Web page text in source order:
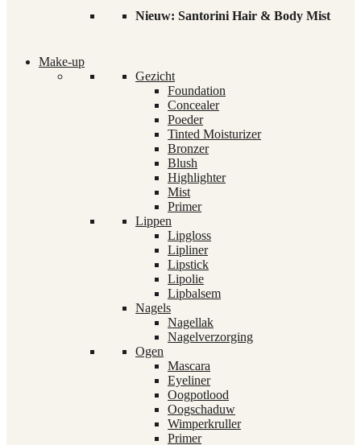
Nieuw: Santorini Hair & Body Mist
Make-up
Gezicht
Foundation
Concealer
Poeder
Tinted Moisturizer
Bronzer
Blush
Highlighter
Mist
Primer
Lippen
Lipgloss
Lipliner
Lipstick
Lipolie
Lipbalsem
Nagels
Nagellak
Nagelverzorging
Ogen
Mascara
Eyeliner
Oogpotlood
Oogschaduw
Wimperkruller
Primer